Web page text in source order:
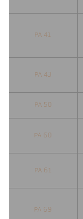
PA 41
PA 43
PA 50
PA 60
PA 61
PA 69